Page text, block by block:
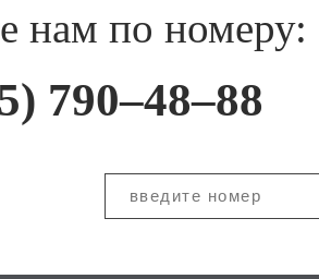
нам по номеру:
790–48–88